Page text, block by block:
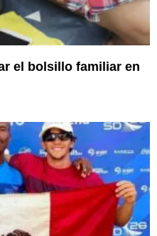
el bolsillo familiar en